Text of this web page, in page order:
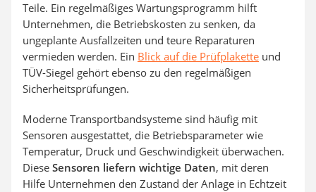
Teile. Ein regelmäßiges Wartungsprogramm hilft
Unternehmen, die Betriebskosten zu senken, da
ungeplante Ausfallzeiten und teure Reparaturen
vermieden werden. Ein Blick auf die Prüfplakette und
TÜV-Siegel gehört ebenso zu den regelmäßigen
Sicherheitsprüfungen.
Moderne Transportbandsysteme sind häufig mit
Sensoren ausgestattet, die Betriebsparameter wie
Temperatur, Druck und Geschwindigkeit überwachen.
Diese Sensoren liefern wichtige Daten, mit deren
Hilfe Unternehmen den Zustand der Anlage in Echtzeit